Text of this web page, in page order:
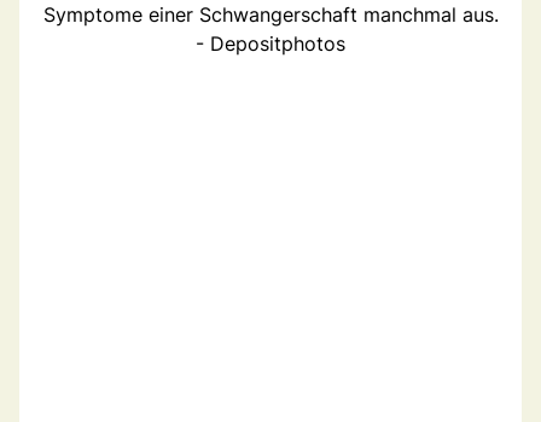
Symptome einer Schwangerschaft manchmal aus.
- Depositphotos